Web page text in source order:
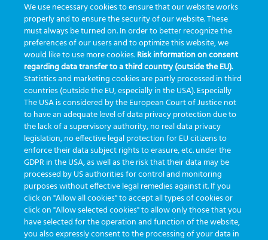
congresso customização dashboard DICQ eficiência
enterprise etrack flebotomista governança clínica
GreinerBioOne greinerbioonebr HL7 IA informação
inovação ISO15189 laboratório novas tecnologias PALC
preanalitica processo de coleta produtividade
Pré-analítica qualidade rastreabilidade RDC
rotina laboratorial saúde tecnologia tomada de decisão
Transformação Transformação Digital tubos usabilidade
VACUETTE®
We use necessary cookies to ensure that our website works
properly and to ensure the security of our website. These
must always be turned on. In order to better recognize the
preferences of our users and to optimize this website, we
would like to use more cookies.Risk information on consent
regarding data transfer to a third country (outside the EU).
Statistics and marketing cookies are partly processed in third
countries (outside the EU, especially in the USA). Especially
The USA is considered by the European Court of Justice not
to have an adequate level of data privacy protection due to
the lack of a supervisory authority, no real data privacy
legislation, no effective legal protection for EU citizens to
enforce their data subject rights to erasure, etc. under the
GDPR in the USA, as well as the risk that their data may be
processed by US authorities for control and monitoring
purposes without effective legal remedies against it. If you
click on "Allow all cookies" to accept all types of cookies or
click on "Allow selected cookies" to allow only those that you
have selected for the operation and function of the website,
you also expressly consent to the processing of your data in